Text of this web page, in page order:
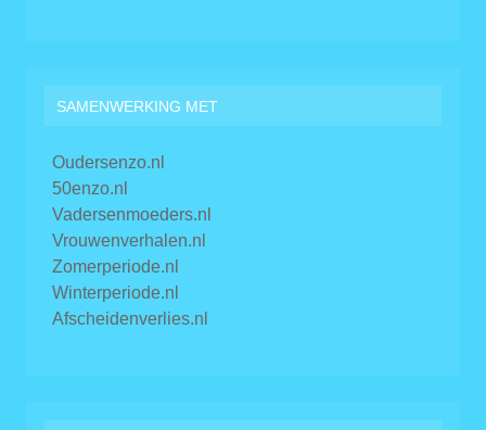
SAMENWERKING MET
Oudersenzo.nl
50enzo.nl
Vadersenmoeders.nl
Vrouwenverhalen.nl
Zomerperiode.nl
Winterperiode.nl
Afscheidenverlies.nl